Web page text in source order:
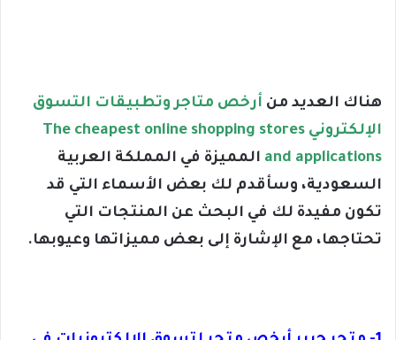
هناك العديد من أرخص متاجر وتطبيقات التسوق
الإلكتروني The cheapest online shopping stores
and applications المميزة في المملكة العربية
السعودية، وسأقدم لك بعض الأسماء التي قد
تكون مفيدة لك في البحث عن المنتجات التي
تحتاجها، مع الإشارة إلى بعض مميزاتها وعيوبها.